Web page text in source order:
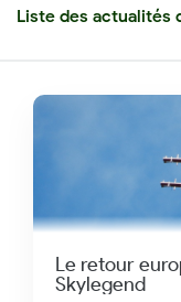
Liste des actualités
Le retour
Skylegend